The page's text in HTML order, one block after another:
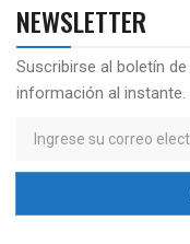
NEWSLETTER
Suscribirse al boletín
información al instante.